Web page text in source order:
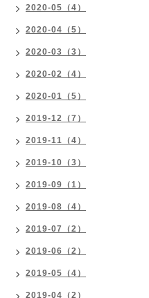
2020-05（4）
2020-04（5）
2020-03（3）
2020-02（4）
2020-01（5）
2019-12（7）
2019-11（4）
2019-10（3）
2019-09（1）
2019-08（4）
2019-07（2）
2019-06（2）
2019-05（4）
2019-04（2）